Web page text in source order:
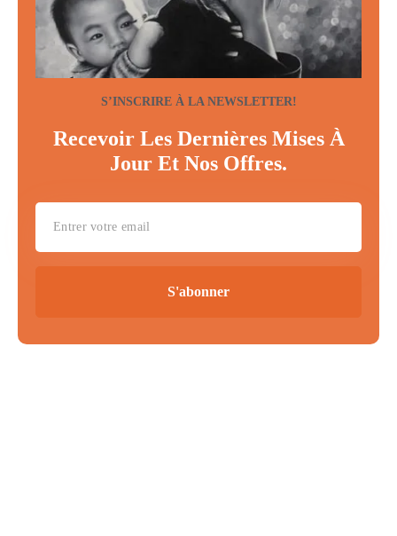
S’INSCRIRE À LA NEWSLETTER!
Recevoir Les Dernières Mises À
Jour Et Nos Offres.
S'abonner